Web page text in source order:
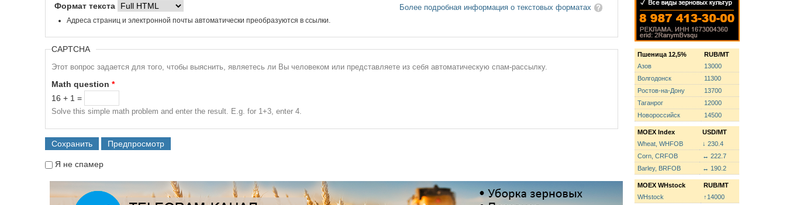
Более подробная информация о текстовых форматах
Формат текста
Адреса страниц и электронной почты автоматически преобразуются в ссылки.
CAPTCHA
Этот вопрос задается для того, чтобы выяснить, являетесь ли Вы человеком или представляете из себя автоматическую спам-рассылку.
Math question *
16 + 1 =
Solve this simple math problem and enter the result. E.g. for 1+3, enter 4.
Я не спамер
Пшеница 12,5%
RUB/MT
Азов
13000
Волгодонск
11300
Ростов-на-Дону
13700
Таганрог
12000
Новороссийск
14500
MOEX Index
USD/MT
Wheat, WHFOB
↓ 230.4
Corn, CRFOB
↔ 222.7
Barley, BRFOB
↔ 190.2
MOEX WHstock
RUB/MT
WHstock
↑14000